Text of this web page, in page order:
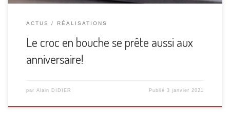
ACTUS RÉALISATIONS
Le croc en bouche se prête aussi aux
anniversaire!
par Alain DIDIER Publié3 janvier 2021